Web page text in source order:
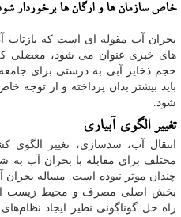
خاص سازمان ها و ارگان ها برخوردار
بحران آب مقوله ای است که
های خبری عنوان می شود، معضلی
حجم ذخایر آبی به درستی برای
باید بیشتر بدان پرداخته و از توجه
شود.
تغییر الگوی آبیاری
انتقال آب، سدسازی، تغییر الگوی
مختلف برای مقابله با بحران آب
چندان موثر نبوده است. مساله بحران
بخش اصلی مصرف و محیط زیست
راه حل گوناگونی نظیر ایجاد